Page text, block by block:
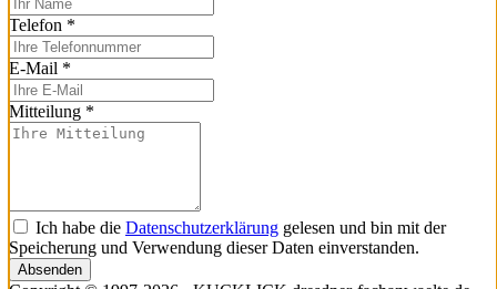
Telefon *
E-Mail *
Mitteilung *
Ich habe die Datenschutzerklärung gelesen und bin mit der
Speicherung und Verwendung dieser Daten einverstanden.
Absenden